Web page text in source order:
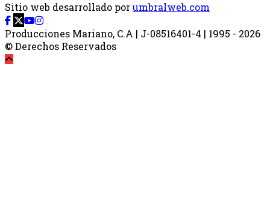
Sitio web desarrollado porumbralweb.com
Producciones Mariano, C.A | J-08516401-4 | 1995 - 2026
© Derechos Reservados